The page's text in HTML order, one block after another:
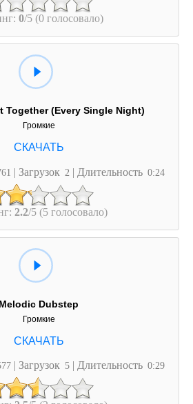
0/5 (0 голосовало)
Together (Every Single Night)
Громкие
| Загрузок 2 | Длительность 0:24
2.2/5 (5 голосовало)
Melodic Dubstep
Громкие
| Загрузок 5 | Длительность 0:29